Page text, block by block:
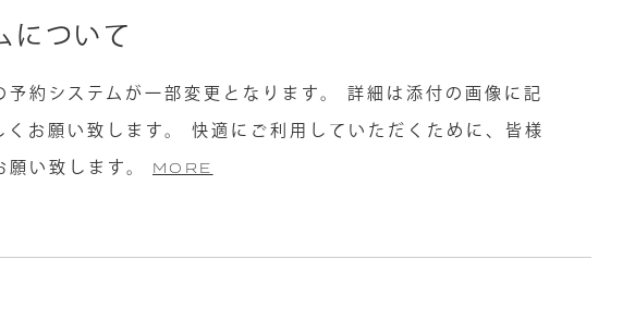
について
予約システムが一部変更となります。 詳細は添付の画像に記
お願い致します。 快適にご利用していただくために、皆様
い致します。 MORE